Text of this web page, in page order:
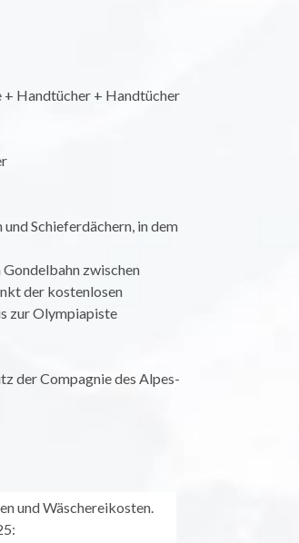
+ Handtücher + Handtücher
Schieferdächern, in dem
zwischen
der kostenlosen
zur Olympiapiste
der Compagnie des Alpes-
und Wäschereikosten.